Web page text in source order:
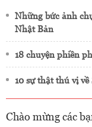
Những bức ảnh
Nhật Bản
18 chuyện phiền
10 sự thật thú vị
Chào mừng các